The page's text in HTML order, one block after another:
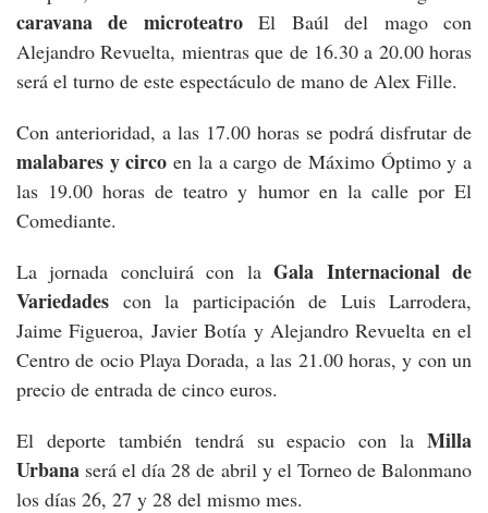
caravana de microteatroEl Baúl del mago con
Alejandro Revuelta, mientras que de 16.30 a 20.00 horas
será el turno de este espectáculo de mano de Alex Fille.
Con anterioridad, a las 17.00 horas se podrá disfrutar de
malabares y circo en la a cargo de Máximo Óptimo y a
las 19.00 horas de teatro y humor en la calle por El
Comediante.
La jornada concluirá con laGala Internacional de
Variedades con la participación de Luis Larrodera,
Jaime Figueroa, Javier Botía y Alejandro Revuelta en el
Centro de ocio Playa Dorada, a las 21.00 horas, y con un
precio de entrada de cinco euros.
El deporte también tendrá su espacio con la Milla
Urbana será el día 28 de abril y el Torneo de Balonmano
los días 26, 27 y 28 del mismo mes.